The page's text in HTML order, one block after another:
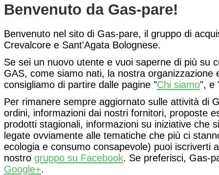
Benvenuto da Gas-pare!
Benvenuto nel sito di Gas-pare, il gruppo di
Crevalcore e Sant'Agata Bolognese.
Se sei un nuovo utente e vuoi saperne di più su
GAS, come siamo nati, la nostra organizzazione
consigliamo di partire dalle pagine "Chi siamo", e
Per rimanere sempre aggiornato sulle attività di
ordini, informazioni dai nostri fornitori, proposte
prodotti stagionali, informazioni su iniziative che
legate ovviamente alle tematiche che più ci
ecologia e consumo consapevole) puoi iscriverti
nostro gruppo su Facebook. Se preferisci, Gas-
Google+.